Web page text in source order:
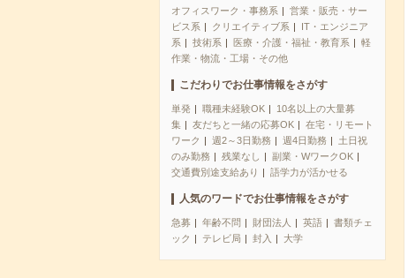
オフィスワーク・事務系
営業・販売・サー
ビス系
クリエイティブ系
IT・エンジニア
系
技術系 医療・介護・福祉・教育系
軽
作業・物流・工場・その他
こだわりでお仕事情報をさがす
単発 職種未経験OK
10名以上の大量募
集
友だちと一緒の応募OK
在宅・リモート
ワーク
週2～3日勤務 週4日勤務
土日祝
のみ勤務
残業なし
副業・WワークOK
交通費別途支給あり
語学力が活かせる
人気のワードでお仕事情報をさがす
急募 年齢不問 財団法人 英語
書類チェ
ック
テレビ局 封入 大学